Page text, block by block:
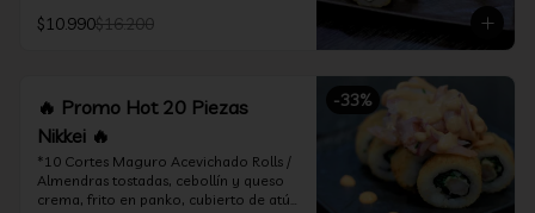
$10.990$16.200
-33%
🔥 Promo Hot 20 Piezas
Nikkei 🔥
*10 Cortes Maguro Acevichado Rolls /
Almendras tostadas, cebollín y queso
crema, frito en panko, cubierto de atún